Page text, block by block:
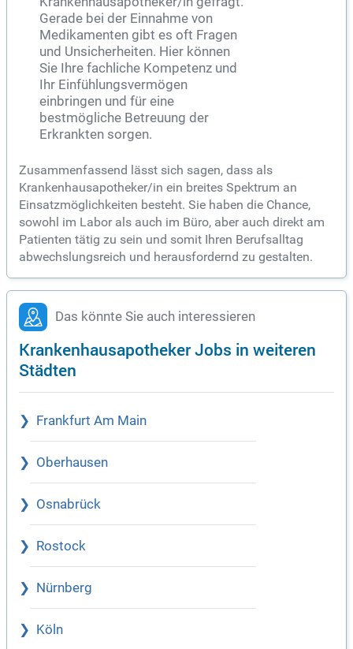
Gerade bei der Einnahme von
Medikamenten gibt es oft Fragen
und Unsicherheiten. Hier können
Sie Ihre fachliche Kompetenz und
Ihr Einfühlungsvermögen
einbringen und für eine
bestmögliche Betreuung der
Erkrankten sorgen.
Zusammenfassend lässt sich sagen, dass als
Krankenhausapotheker/in ein breites Spektrum an
Einsatzmöglichkeiten besteht. Sie haben die Chance,
sowohl im Labor als auch im Büro, aber auch direkt am
Patienten tätig zu sein und somit Ihren Berufsalltag
abwechslungsreich und herausfordernd zu gestalten.
Das könnte Sie auch interessieren
Krankenhausapotheker Jobs in weiteren
Städten
Frankfurt Am Main
Oberhausen
Osnabrück
Rostock
Nürnberg
Köln